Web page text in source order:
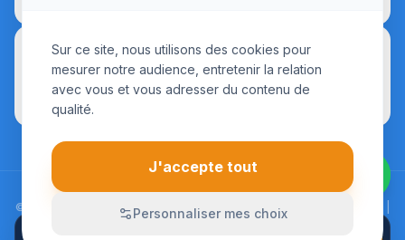
© 2026 LesInstallateurs.fr. Tous droits réservés. |
CGU |Politique de Confidentialité
Sur ce site, nous utilisons des cookies pour
mesurer notre audience, entretenir la relation
avec vous et vous adresser du contenu de
qualité.
J'accepte tout
Personnaliser mes choix